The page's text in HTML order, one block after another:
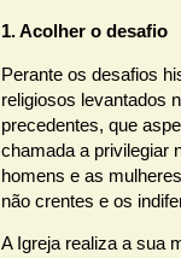
1. Acolher o desafio
Perante os desafios
religiosos levantados
precedentes, que
chamada a privilegiar
homens e as
não crentes e os
A Igreja realiza a sua